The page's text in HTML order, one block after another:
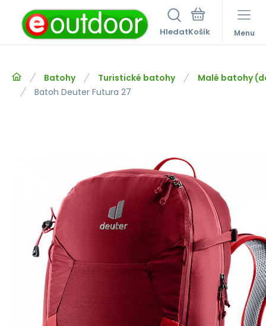
Hledat Menu
Batohy Turistické batohy
Malé batohy
Batoh Deuter Futura 27